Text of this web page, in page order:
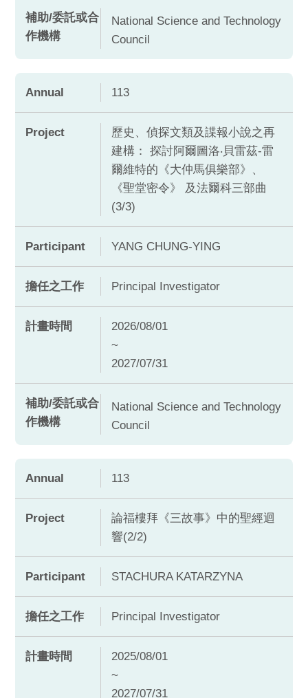
補助/委託或合
作機構
National Science and Technology
Council
Annual 113
Project
歷史、偵探文類及諜報小說之再
建構： 探討阿爾圖洛‧貝雷茲-雷
爾維特的《大仲馬俱樂部》、
《聖堂密令》 及法爾科三部曲
(3/3)
Participant YANG CHUNG-YING
擔任之工作 Principal Investigator
計畫時間
2026/08/01
~
2027/07/31
補助/委託或合
作機構
National Science and Technology
Council
Annual 113
Project
論福樓拜《三故事》中的聖經迴
響(2/2)
Participant STACHURA KATARZYNA
擔任之工作 Principal Investigator
計畫時間
2025/08/01
~
2027/07/31